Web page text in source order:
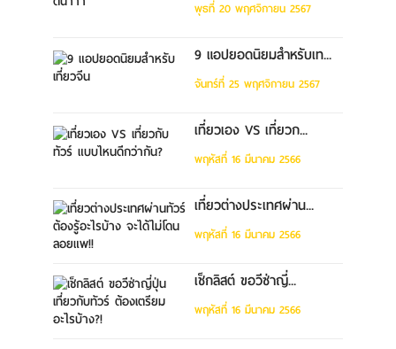
พุธที่ 20 พฤศจิกายน 2567
9 แอปยอดนิยมสำหรับเท...
จันทร์ที่ 25 พฤศจิกายน 2567
เที่ยวเอง VS เที่ยวก...
พฤหัสที่ 16 มีนาคม 2566
เที่ยวต่างประเทศผ่าน...
พฤหัสที่ 16 มีนาคม 2566
เช็กลิสต์ ขอวีซ่าญี่...
พฤหัสที่ 16 มีนาคม 2566